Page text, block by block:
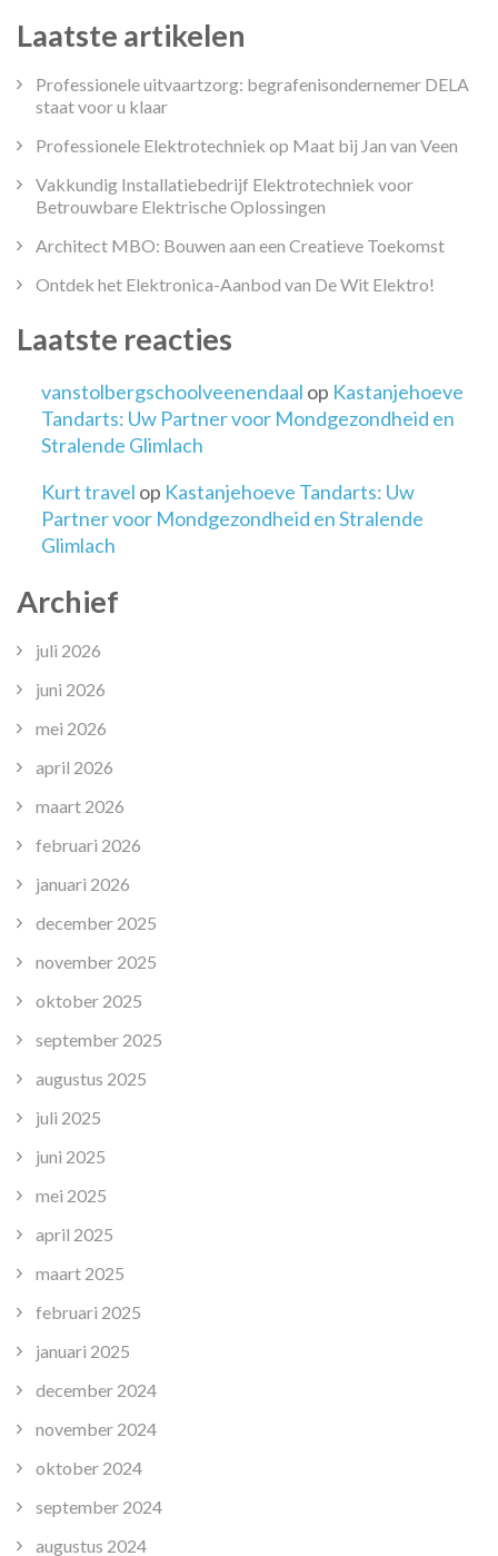
Laatste artikelen
Professionele uitvaartzorg: begrafenisondernemer DELA
staat voor u klaar
Professionele Elektrotechniek op Maat bij Jan van Veen
Vakkundig Installatiebedrijf Elektrotechniek voor
Betrouwbare Elektrische Oplossingen
Architect MBO: Bouwen aan een Creatieve Toekomst
Ontdek het Elektronica-Aanbod van De Wit Elektro!
Laatste reacties
vanstolbergschoolveenendaal op Kastanjehoeve
Tandarts: Uw Partner voor Mondgezondheid en
Stralende Glimlach
Kurt travel op Kastanjehoeve Tandarts: Uw
Partner voor Mondgezondheid en Stralende
Glimlach
Archief
juli 2026
juni 2026
mei 2026
april 2026
maart 2026
februari 2026
januari 2026
december 2025
november 2025
oktober 2025
september 2025
augustus 2025
juli 2025
juni 2025
mei 2025
april 2025
maart 2025
februari 2025
januari 2025
december 2024
november 2024
oktober 2024
september 2024
augustus 2024